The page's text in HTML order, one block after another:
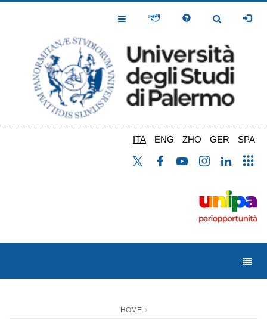
Toggle
Toggle
ITA ENG ZHO GER SPA
HOME